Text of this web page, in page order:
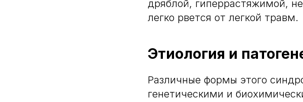
дряблой, гиперрастяжимой,
легко рвется от легкой травм.
Этиология и
Различные формы этого
генетическими и